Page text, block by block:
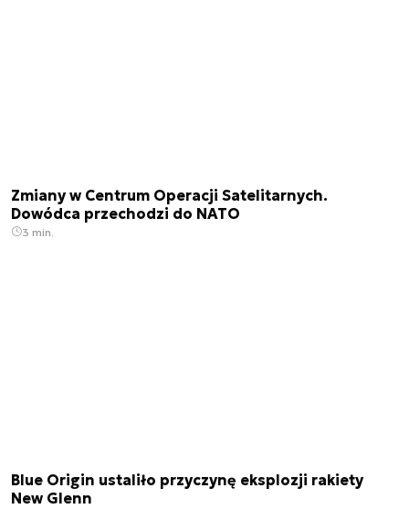
Zmiany w Centrum Operacji Satelitarnych.
Dowódca przechodzi do NATO
3 min.
Blue Origin ustaliło przyczynę eksplozji rakiety
New Glenn